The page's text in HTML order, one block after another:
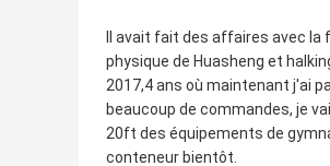
Il avait fait des affaires avec la
physique de Huasheng et
2017,4 ans où maintenant j'ai
beaucoup de commandes, je
20ft des équipements de
conteneur bientôt.